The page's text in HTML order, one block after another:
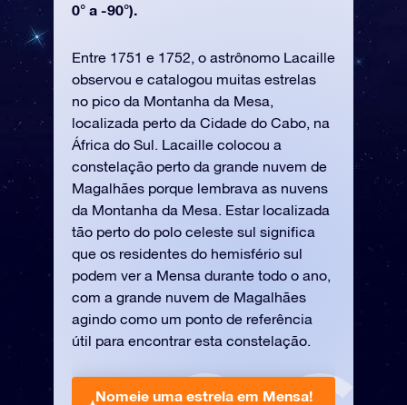
0° a -90°).
Entre 1751 e 1752, o astrônomo Lacaille
observou e catalogou muitas estrelas
no pico da Montanha da Mesa,
localizada perto da Cidade do Cabo, na
África do Sul. Lacaille colocou a
constelação perto da grande nuvem de
Magalhães porque lembrava as nuvens
da Montanha da Mesa. Estar localizada
tão perto do polo celeste sul significa
que os residentes do hemisfério sul
podem ver a Mensa durante todo o ano,
com a grande nuvem de Magalhães
agindo como um ponto de referência
útil para encontrar esta constelação.
Nomeie uma estrela em Mensa!